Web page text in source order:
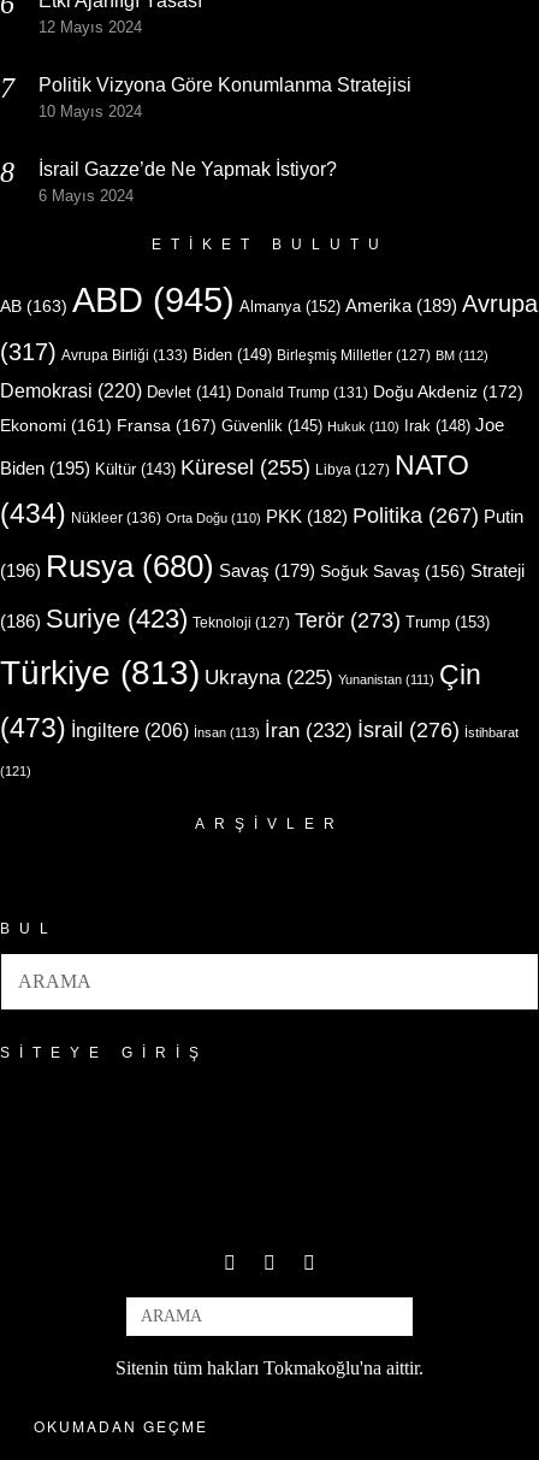
12 Mayıs 2024
Politik Vizyona Göre Konumlanma Stratejisi
10 Mayıs 2024
İsrail Gazze’de Ne Yapmak İstiyor?
6 Mayıs 2024
ETIKET BULUTU
AB (163) ABD (945) Almanya(152) Amerika (189) Avrupa
(317) Avrupa Birliği (133) Biden (149) Birleşmiş Milletler (127) BM (112)
Demokrasi (220) Devlet (141) Donald Trump (131) Doğu Akdeniz (172)
Ekonomi (161) Fransa (167) Güvenlik (145) Hukuk (110) Irak (148) Joe
Biden (195) Kültür(143) Küresel (255) Libya (127) NATO
(434) Nükleer (136) Orta Doğu (110) PKK (182) Politika (267) Putin
(196) Rusya(680) Savaş (179) Soğuk Savaş (156) Strateji
(186) Suriye (423) Teknoloji (127) Terör (273) Trump (153)
Türkiye (813) Ukrayna(225) Yunanistan (111) Çin
(473) İngiltere (206) İnsan (113) İran (232) İsrail (276) İstihbarat
(121)
ARŞIVLER
BUL
SITEYE GIRIŞ
Sitenin tüm hakları Tokmakoğlu'na aittir.
OKUMADAN GEÇME